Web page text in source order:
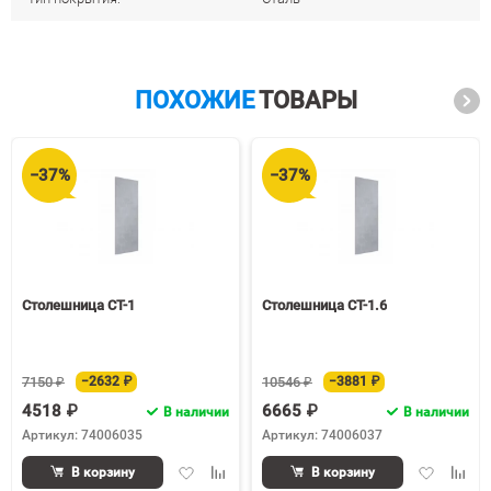
ПОХОЖИЕТОВАРЫ
−37%
Столешница СТ-1
7150 ₽ −2632 ₽
4518 ₽
В наличии
Артикул: 74006035
ДобавитьДобавить
В корзину
−37%
Столешница СТ-1.6
10546 ₽ −3881 ₽
6665 ₽
В наличии
Артикул: 74006037
Добавить
В корзину